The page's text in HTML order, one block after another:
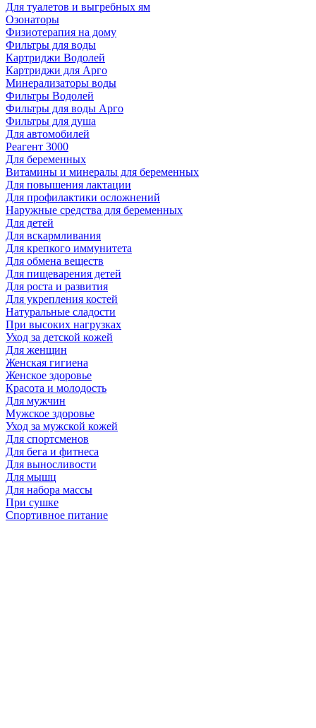
Для туалетов и выгребных ям
Озонаторы
Физиотерапия на дому
Фильтры для воды
Картриджи Водолей
Картриджи для Арго
Минерализаторы воды
Фильтры Водолей
Фильтры для воды Арго
Фильтры для душа
Для автомобилей
Реагент 3000
Для беременных
Витамины и минералы для беременных
Для повышения лактации
Для профилактики осложнений
Наружные средства для беременных
Для детей
Для вскармливания
Для крепкого иммунитета
Для обмена веществ
Для пищеварения детей
Для роста и развития
Для укрепления костей
Натуральные сладости
При высоких нагрузках
Уход за детской кожей
Для женщин
Женская гигиена
Женское здоровье
Красота и молодость
Для мужчин
Мужское здоровье
Уход за мужской кожей
Для спортсменов
Для бега и фитнеса
Для выносливости
Для мышц
Для набора массы
При сушке
Спортивное питание